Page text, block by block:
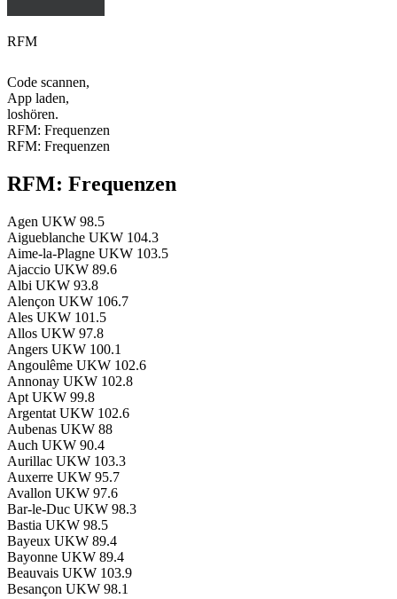
RFM
Code scannen,
App laden,
loshören.
RFM: Frequenzen
RFM: Frequenzen
RFM: Frequenzen
Agen UKW 98.5
Aigueblanche UKW 104.3
Aime-la-Plagne UKW 103.5
Ajaccio UKW 89.6
Albi UKW 93.8
Alençon UKW 106.7
Ales UKW 101.5
Allos UKW 97.8
Angers UKW 100.1
Angoulême UKW 102.6
Annonay UKW 102.8
Apt UKW 99.8
Argentat UKW 102.6
Aubenas UKW 88
Auch UKW 90.4
Aurillac UKW 103.3
Auxerre UKW 95.7
Avallon UKW 97.6
Bar-le-Duc UKW 98.3
Bastia UKW 98.5
Bayeux UKW 89.4
Bayonne UKW 89.4
Beauvais UKW 103.9
Besançon UKW 98.1